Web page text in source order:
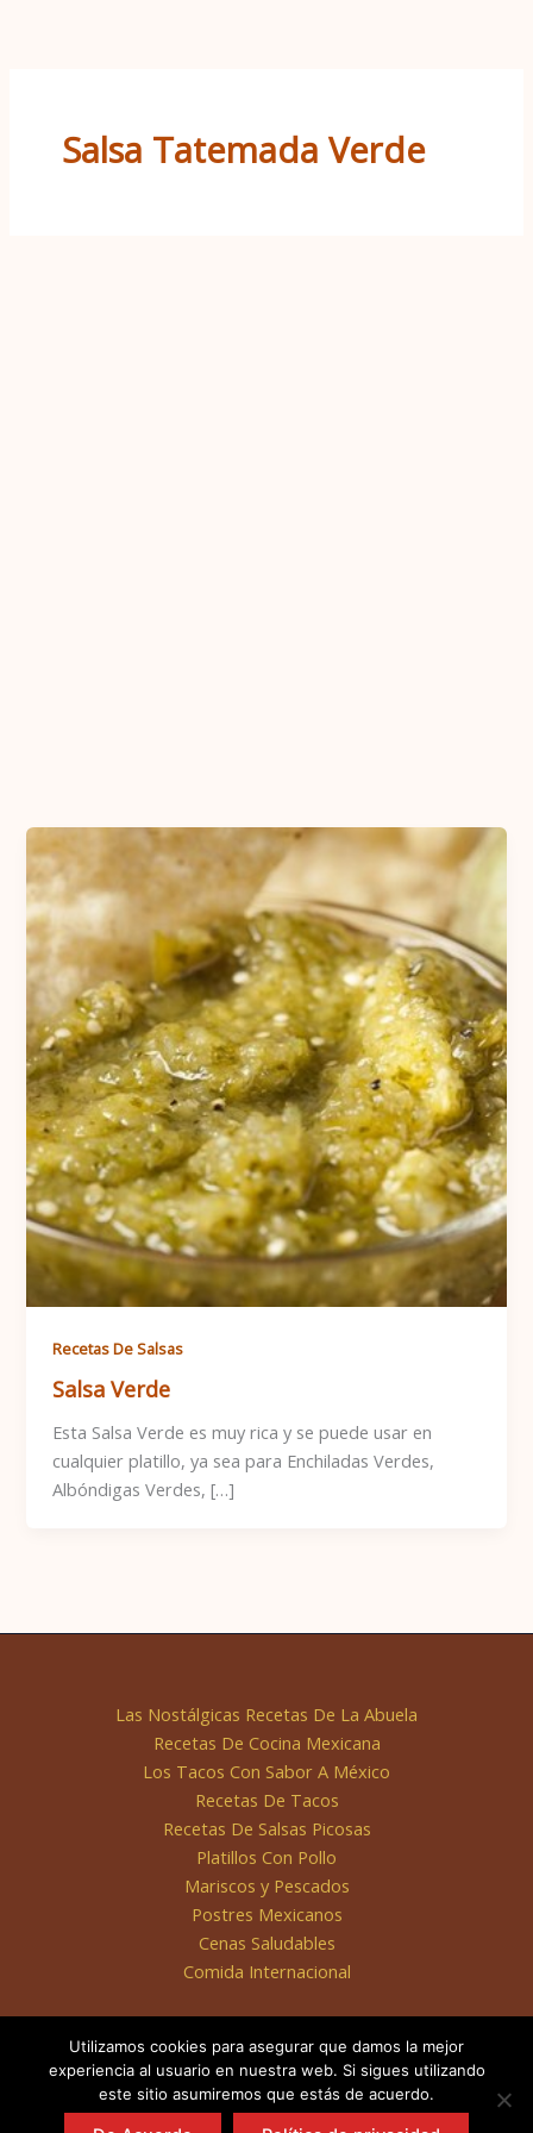
Salsa Tatemada Verde
Recetas De Salsas
Salsa Verde
Esta Salsa Verde es muy rica y se puede usar en
cualquier platillo, ya sea para Enchiladas Verdes,
Albóndigas Verdes, […]
Las Nostálgicas Recetas De La Abuela
Recetas De Cocina Mexicana
Los Tacos Con Sabor A México
Recetas De Tacos
Recetas De Salsas Picosas
Platillos Con Pollo
Mariscos y Pescados
Postres Mexicanos
Cenas Saludables
Comida Internacional
Utilizamos cookies para asegurar que damos la mejor
experiencia al usuario en nuestra web. Si sigues utilizando
este sitio asumiremos que estás de acuerdo.